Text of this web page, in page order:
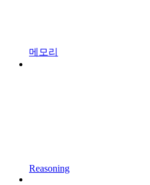
메모리
Reasoning